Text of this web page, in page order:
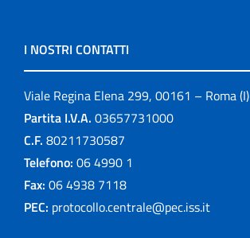
I NOSTRI CONTATTI
Viale Regina Elena 299, 00161 – Roma (I)
Partita I.V.A. 03657731000
C.F. 80211730587
Telefono: 06 4990 1
Fax: 06 4938 7118
PEC: protocollo.centrale@pec.iss.it